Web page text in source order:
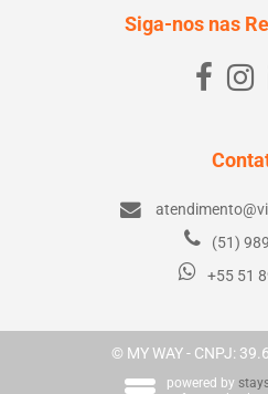
Siga-nos nas
(51)
+55 51
© MY WAY - CNPJ:
powered by